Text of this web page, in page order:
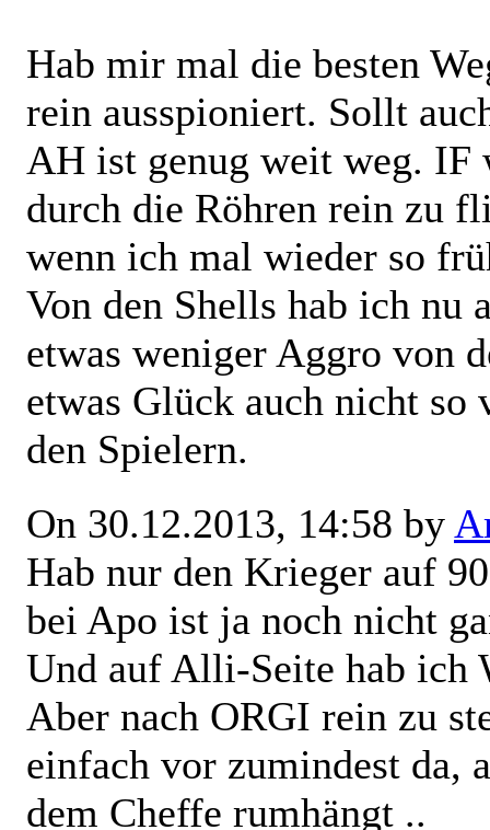
Hab mir mal die besten
rein ausspioniert. Sollt
AH ist genug weit weg.
durch die Röhren rein zu
wenn ich mal wieder so
Von den Shells hab ich nu
etwas weniger Aggro von
etwas Glück auch nicht
den Spielern.
On 30.12.2013, 14:58 by
Hab nur den Krieger auf
bei Apo ist ja noch nicht
Und auf Alli-Seite hab ich
Aber nach ORGI rein zu
einfach vor zumindest da,
dem Cheffe rumhängt ..